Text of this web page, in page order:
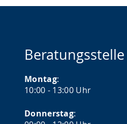
Beratungsstelle
Montag:
10:00 - 13:00 Uhr
Donnerstag: